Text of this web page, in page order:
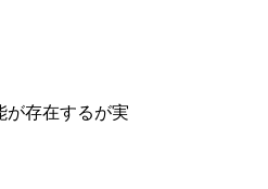
が存在するが実